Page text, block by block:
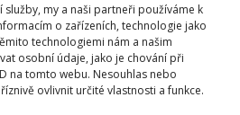
my a naši partneři používáme k
o zařízeních, technologie jako
technologiemi nám a našim
osobní údaje, jako je chování při
na tomto webu. Nesouhlas nebo
ovlivnit určité vlastnosti a funkce.